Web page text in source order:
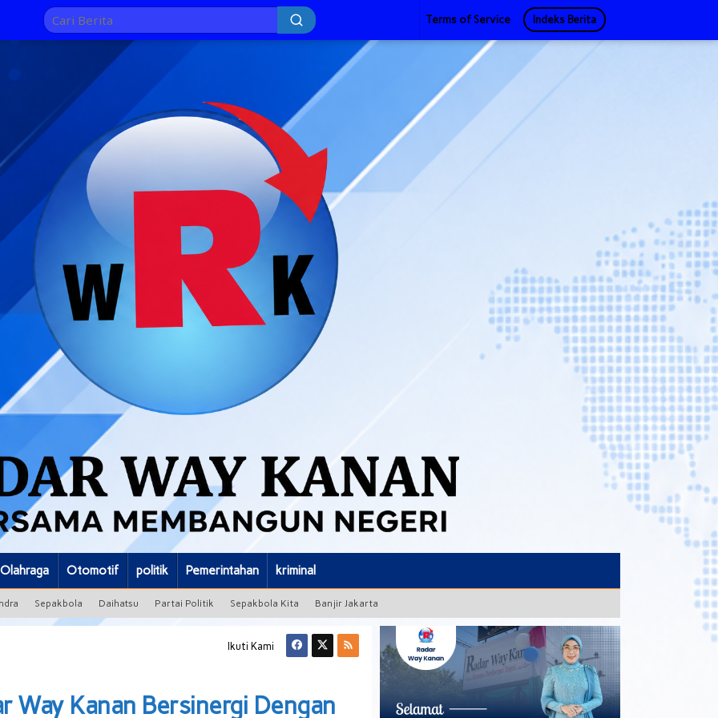
Terms of Service Indeks Berita
Olahraga Otomotif politik Pemerintahan kriminal
Sepakbola Daihatsu Partai Politik Sepakbola Kita Banjir Jakarta
Ikuti Kami
Way Kanan Bersinergi Dengan